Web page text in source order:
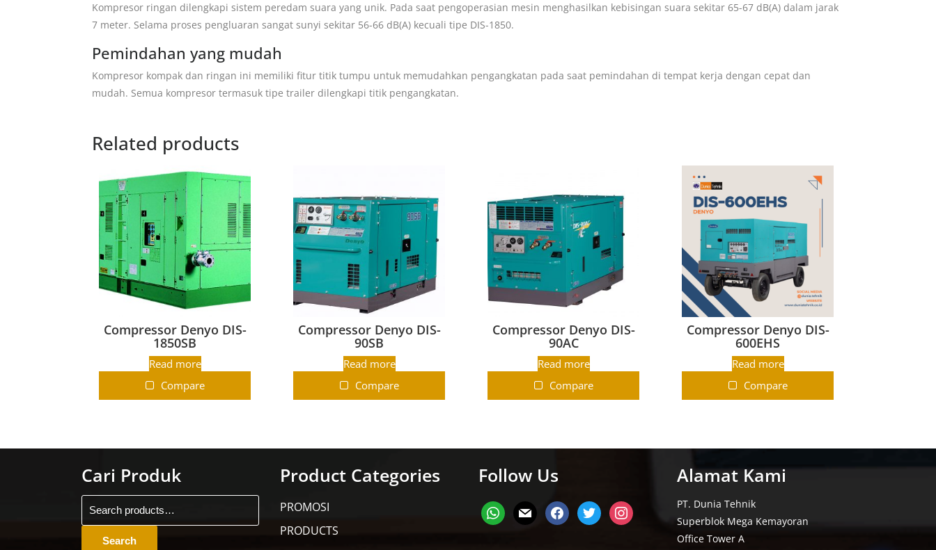
Kompresor ringan dilengkapi sistem peredam suara yang unik. Pada saat pengoperasian mesin menghasilkan kebisingan suara sekitar 65-67 dB(A) dalam jarak
7 meter. Selama proses pengluaran sangat sunyi sekitar 56-66 dB(A) kecuali tipe DIS-1850.
Pemindahan yang mudah
Kompresor kompak dan ringan ini memiliki fitur titik tumpu untuk memudahkan pengangkatan pada saat pemindahan di tempat kerja dengan cepat dan
mudah. Semua kompresor termasuk tipe trailer dilengkapi titik pengangkatan.
Related products
Compressor Denyo DIS-
1850SB
Read more
Compare
Compressor Denyo DIS-
90SB
Read more
Compare
Compressor Denyo DIS-
90AC
Read more
Compare
Compressor Denyo DIS-
600EHS
Read more
Compare
Cari Produk
Search
Product Categories
PROMOSI
PRODUCTS
Follow Us Alamat Kami
PT. Dunia Tehnik
Superblok Mega Kemayoran
Office Tower A